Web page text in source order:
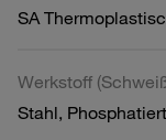
SA
Werkstoff
Stahl, Phosphatiert